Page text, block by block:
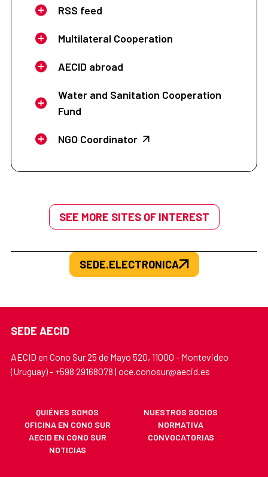
RSS feed
Multilateral Cooperation
AECID abroad
Water and Sanitation Cooperation
Fund
NGO Coordinator
SEE MORE SITES OF INTEREST
SEDE.ELECTRONICA
SEDE AECID
AECID en Cono Sur 25 de Mayo 520, 11000 - Montevideo
(Uruguay) - +598 29168078 | oce.conosur@aecid.es
QUIÉNES SOMOS
NUESTROS SOCIOS
OFICINA EN CONO SUR
NORMATIVA
AECID EN CONO SUR
CONVOCATORIAS
NOTICIAS